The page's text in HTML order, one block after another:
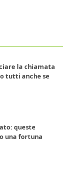
la chiamata
tutti anche se
queste
una fortuna